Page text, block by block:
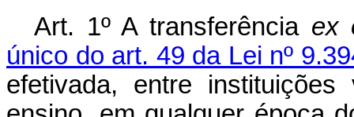
Art. 1º A transferência ex
único do art. 49 da Lei nº
efetivada, entre